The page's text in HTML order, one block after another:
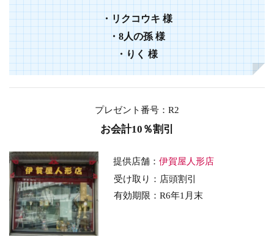
・リクコウキ様
・8人の孫様
・りく様
プレゼント番号：R2
お会計10％割引
提供店舗：伊賀屋人形店
受け取り：店頭割引
有効期限：R6年1月末